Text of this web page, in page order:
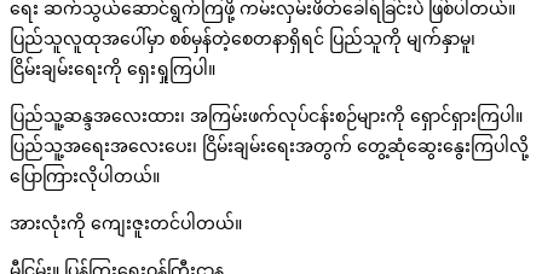
ရေး ဆက်သွယ်ဆောင်ရွက်ကြဖို့ ကမ်းလှမ်းဖိတ်ခေါ်ရခြင်းပဲ ဖြစ်ပါတယ်။
ပြည်သူလူထုအပေါ်မှာ စစ်မှန်တဲ့စေတနာရှိရင် ပြည်သူကို မျက်နှာမူ၊
ငြိမ်းချမ်းရေးကို ရှေးရှုကြပါ။
ပြည်သူ့ဆန္ဒအလေးထား၊ အကြမ်းဖက်လုပ်ငန်းစဉ်များကို ရှောင်ရှားကြပါ။
ပြည်သူ့အ‌ရေးအလေးပေး၊ ငြိမ်းချမ်းရေးအတွက် တွေ့ဆုံဆွေးနွေးကြပါလို့
ပြောကြားလိုပါတယ်။
အားလုံးကို ကျေးဇူးတင်ပါတယ်။